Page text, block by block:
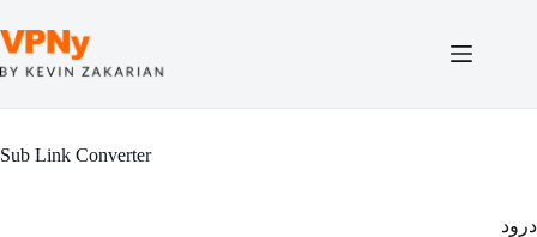
to
content
Sub Link Converter
درود